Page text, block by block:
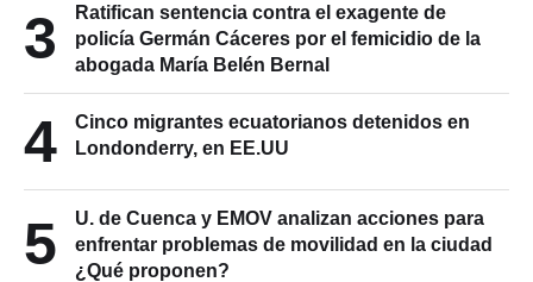
3
Ratifican sentencia contra el exagente de
policía Germán Cáceres por el femicidio de la
abogada María Belén Bernal
4
Cinco migrantes ecuatorianos detenidos en
Londonderry, en EE.UU
5
U. de Cuenca y EMOV analizan acciones para
enfrentar problemas de movilidad en la ciudad
¿Qué proponen?